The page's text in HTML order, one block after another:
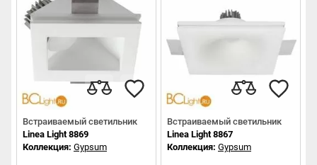
Встраиваемый светильник
Linea Light 8869
Коллекция: Gypsum
Встраиваемый светильник
Linea Light 8867
Коллекция: Gypsum